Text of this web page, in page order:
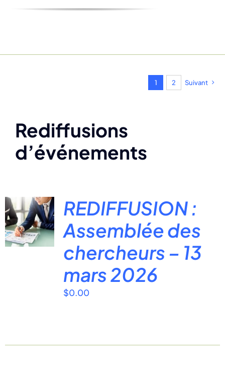
1 2 Suivant
Rediffusions
d’événements
REDIFFUSION :
Assemblée des
chercheurs – 13
mars 2026
$0.00